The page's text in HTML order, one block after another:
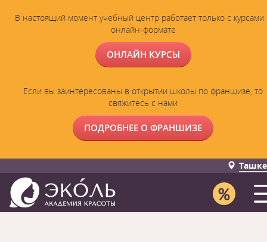
В настоящий момент учебный центр работает только с курсами
онлайн-формате
ОНЛАЙН КУРСЫ
Если вы заинтересованы в открытии школы по франшизе, то
свяжитесь с нами
ПОДРОБНЕЕ О ФРАНШИЗЕ